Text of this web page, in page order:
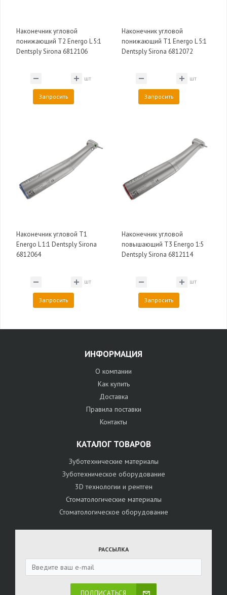
Наконечник угловой
понижающий T2 Energo L 5:1
Dentsply Sirona 6812106
шт
Запросить
Наконечник угловой
понижающий T1 Energo L 5:1
Dentsply Sirona 6812072
шт
Запросить
Наконечник угловой T1
Energo L 1:1 Dentsply Sirona
6812064
шт
Запросить
Наконечник угловой
повышающий T3 Energo 1:5
Dentsply Sirona 6812114
шт
Запросить
ИНФОРМАЦИЯ
О компании
Как купить
Доставка
Правила поставки
Контакты
КАТАЛОГ ТОВАРОВ
Зуботехнические материалы
Зуботехническое оборудование
3D технологии и рентген
Стоматологические материалы
Стоматологическое оборудование
РАССЫЛКА
ПОДПИСАТЬСЯ